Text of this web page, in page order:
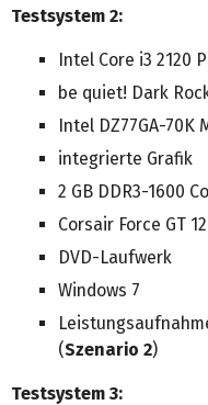
Testsystem 2:
Intel Core i3 2120
be quiet! Dark
Intel DZ77GA-70K
integrierte Grafik
2 GB DDR3-1600
Corsair Force GT
DVD-Laufwerk
Windows 7
(Szenario 2)
Testsystem 3: